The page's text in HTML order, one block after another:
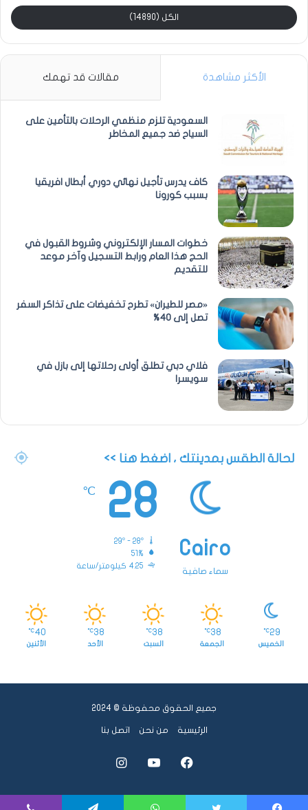
الكل (14890)
الأكثر مشاهدة مقالات قد تهمك
السعودية تلزم منظمي الرحلات بالتأمين على
السياح ضد جميع المخاطر
كاف يدرس تأجيل نهائي دوري أبطال افريقيا
بسبب كورونا
خطوات المسار الإلكتروني وشروط القبول في
الحج هذا العام ورابط التسجيل وآخر موعد
للتقديم
«مصر للطيران» تطرح تخفيضات على تذاكر السفر
تصل إلى 40%
فلاي دبي تطلق أولى رحلاتها إلى بازل في
سويسرا
لحالة الطقس بمدينتك ، اضغط هنا >>
Cairo
سماء صافية
28
℃
51%
4.25 كيلومتر/ساعة
29
℃
الخميس
38
℃
الجمعة
38
℃
السبت
38
℃
الأحد
40
℃
الأثنين
جميع الحقوق محفوظة © 2024
الرئيسية من نحن اتصل بنا
فيسبوكيوتيوبانستقرام